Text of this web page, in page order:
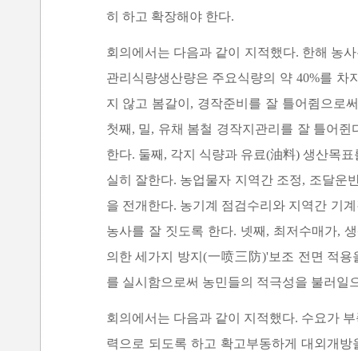
히 하고 확장해야 한다.
회의에서는 다음과 같이 지적했다. 한해 농
관리식량생산량은 주요식량의 약 40%를
지 않고 봄갈이, 경작준비를 잘 틀어쥠으로
첫째, 밀, 유채 봄철 경작지관리를 잘 틀어
한다. 둘째, 각지 식량과 유료(油料) 생산목
실히 잘한다. 농업물자 지역간 조정, 조달운
을 전개한다. 농기계 점검수리와 지역간 기
농사를 잘 짓도록 한다. 넷째, 최저수매가,
의한 세가지 방지(一喷三防)'보조 전면 적
를 실시함으로써 농민들의 적극성을 불러일
회의에서는 다음과 같이 지적했다. 수요가
력으로 되도록 하고 확고부동하게 대외개